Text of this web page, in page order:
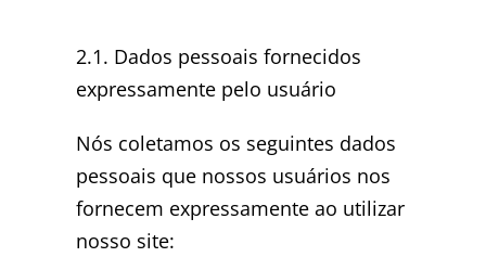
2.1. Dados pessoais fornecidos
expressamente pelo usuário
Nós coletamos os seguintes dados
pessoais que nossos usuários nos
fornecem expressamente ao utilizar
nosso site: